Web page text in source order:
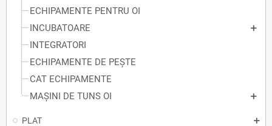
ECHIPAMENTE PENTRU OI
INCUBATOARE
INTEGRATORI
ECHIPAMENTE DE PEȘTE
CAT ECHIPAMENTE
MAȘINI DE TUNS OI
PLAT